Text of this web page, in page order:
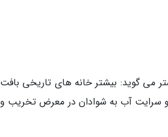
می گوید: بیشتر خانه های تاریخی بافت
سرایت آب به شوادان در معرض تخریب و